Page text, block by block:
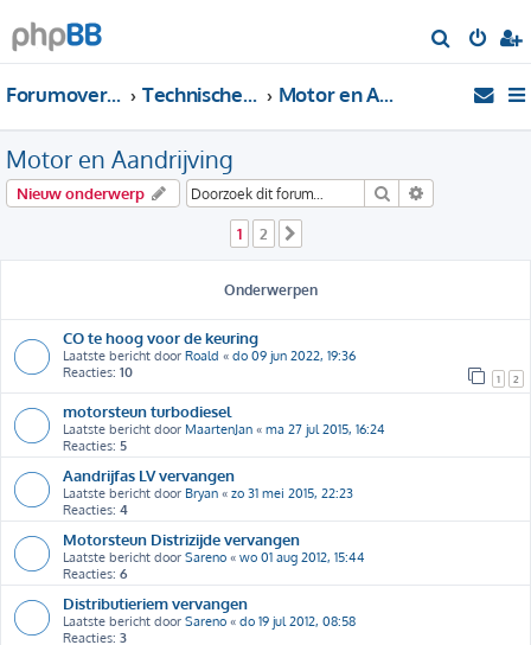
o
Forumoverzicht Technische Forums Motor en Aandrijving
Motor en Aandrijving
Nieuw onderwerp Zoek
1 2
Onderwerpen
CO te hoog voor de keuring
Laatste bericht door Roald « do 09 jun 2022, 19:36
Reacties: 10 1 2
motorsteun turbodiesel
Laatste bericht door MaartenJan « ma 27 jul 2015, 16:24
Reacties: 5
Aandrijfas LV vervangen
Laatste bericht door Bryan « zo 31 mei 2015, 22:23
Reacties: 4
Motorsteun Distrizijde vervangen
Laatste bericht door Sareno « wo 01 aug 2012, 15:44
Reacties: 6
Distributieriem vervangen
Laatste bericht door Sareno « do 19 jul 2012, 08:58
Reacties: 3